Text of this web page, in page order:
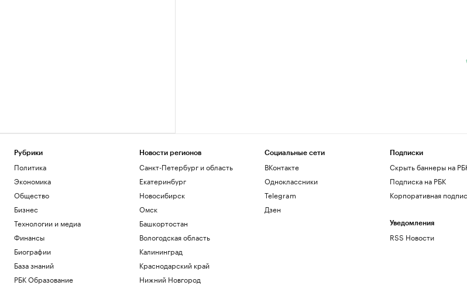
Рубрики
Политика
Экономика
Общество
Бизнес
Технологии и медиа
Финансы
Биографии
База знаний
РБК Образование
Новости регионов
Санкт-Петербург и область
Екатеринбург
Новосибирск
Омск
Башкортостан
Вологодская область
Калининград
Краснодарский край
Нижний Новгород
Социальные сети
ВКонтакте
Одноклассники
Telegram
Дзен
Подписки
Скрыть баннеры на
Подписка на РБК
Корпоративная
Уведомления
RSS Новости